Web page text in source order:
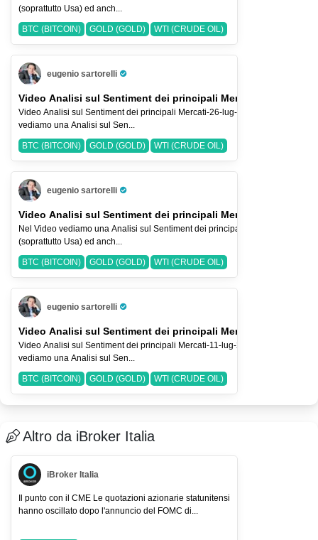
(soprattutto Usa) ed anch...
BTC (BITCOIN) GOLD (GOLD) WTI (CRUDE OIL)
eugenio sartorelli
Pro Trader
Video Analisi sul Sentiment dei principali Mercati-26-lug-2026
Video Analisi sul Sentiment dei principali Mercati-26-lug-2026 Nel Video
vediamo una Analisi sul Sen...
BTC (BITCOIN) GOLD (GOLD) WTI (CRUDE OIL)
eugenio sartorelli
Pro Trader
Video Analisi sul Sentiment dei principali Mercati-19-lug-2026
Nel Video vediamo una Analisi sul Sentiment dei principali Indici Azionari
(soprattutto Usa) ed anch...
BTC (BITCOIN) GOLD (GOLD) WTI (CRUDE OIL)
eugenio sartorelli
Pro Trader
Video Analisi sul Sentiment dei principali Mercati-11-lug-2026
Video Analisi sul Sentiment dei principali Mercati-11-lug-2026 Nel Video
vediamo una Analisi sul Sen...
BTC (BITCOIN) GOLD (GOLD) WTI (CRUDE OIL)
Altro da iBroker Italia
iBroker Italia
Il punto con il CME Le quotazioni azionarie statunitensi
hanno oscillato dopo l'annuncio del FOMC di...